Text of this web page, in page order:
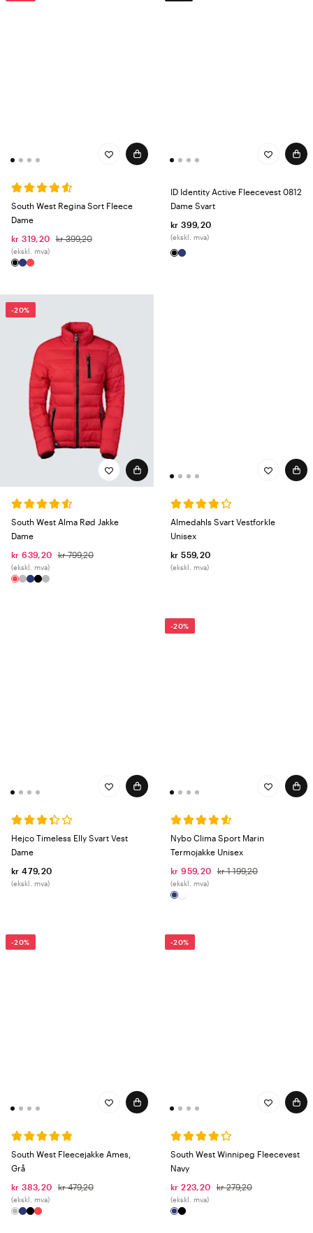
South West Regina Sort Fleece
Dame
kr 319,20
kr 399,20
(ekskl. mva)
ID Identity Active Fleecevest 0812
Dame Svart
kr 399,20
(ekskl. mva)
-20%
South West Alma Rød Jakke
Dame
kr 639,20
kr 799,20
(ekskl. mva)
Almedahls Svart Vestforkle
Unisex
kr 559,20
(ekskl. mva)
Hejco Timeless Elly Svart Vest
Dame
kr 479,20
(ekskl. mva)
-20%
Nybo Clima Sport Marin
Termojakke Unisex
kr 959,20
kr 1 199,20
(ekskl. mva)
-20%
South West Fleecejakke Ames,
Grå
kr 383,20
kr 479,20
(ekskl. mva)
-20%
South West Winnipeg Fleecevest
Navy
kr 223,20
kr 279,20
(ekskl. mva)